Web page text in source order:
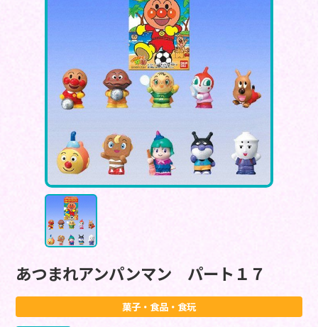
あつまれアンパンマン パート１７
菓子・食品・食玩